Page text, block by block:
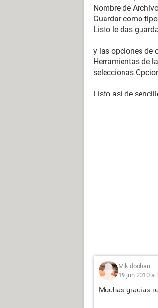
Nombre de
Guardar como
Listo le das
y las opciones de
Herramientas de
seleccionas
Listo asi de
Mik doohan
19 jun 2010 a
Muchas gracias